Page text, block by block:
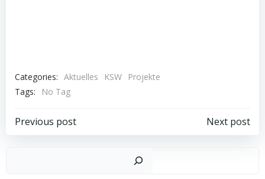
Categories: Aktuelles KSW
Projekte
Tags:
No Tag
Beitragsnavigation
Previous post Next post